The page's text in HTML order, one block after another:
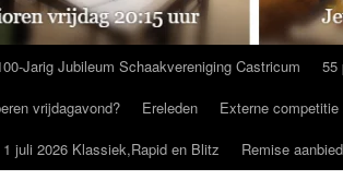
Jarig Jubileum Schaakvereniging Castricum 55
vrijdagavond?
Ereleden Externe competitie
juli 2026 Klassiek,Rapid en Blitz
Remise